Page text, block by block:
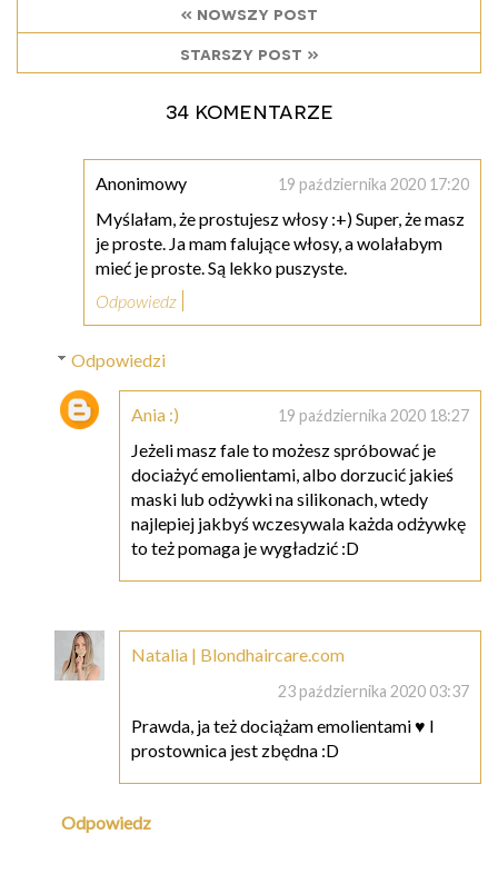
« nowszy post
starszy post »
34 komentarze
Anonimowy 19 października 2020 17:20
Myślałam, że prostujesz włosy :+) Super, że masz
je proste. Ja mam falujące włosy, a wolałabym
mieć je proste. Są lekko puszyste.
Odpowiedz
Odpowiedzi
Ania :) 19 października 2020 18:27
Jeżeli masz fale to możesz spróbować je
dociażyć emolientami, albo dorzucić jakieś
maski lub odżywki na silikonach, wtedy
najlepiej jakbyś wczesywala każda odżywkę
to też pomaga je wygładzić :D
Natalia | Blondhaircare.com
23 października 2020 03:37
Prawda, ja też dociążam emolientami ♥ I
prostownica jest zbędna :D
Odpowiedz